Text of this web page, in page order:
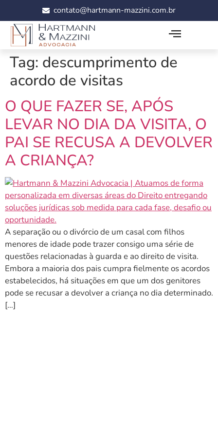
contato@hartmann-mazzini.com.br
Tag: descumprimento de
acordo de visitas
O QUE FAZER SE, APÓS
LEVAR NO DIA DA VISITA, O
PAI SE RECUSA A DEVOLVER
A CRIANÇA?
A separação ou o divórcio de um casal com filhos
menores de idade pode trazer consigo uma série de
questões relacionadas à guarda e ao direito de visita.
Embora a maioria dos pais cumpra fielmente os acordos
estabelecidos, há situações em que um dos genitores
pode se recusar a devolver a criança no dia determinado.
[…]